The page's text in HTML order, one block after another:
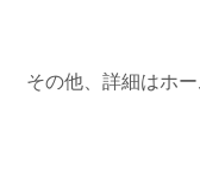
その他、詳細はホ